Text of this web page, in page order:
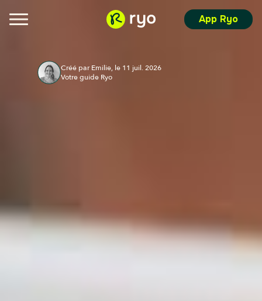
App Ryo
Créé par Emilie, le 11 juil. 2026
Votre guide Ryo